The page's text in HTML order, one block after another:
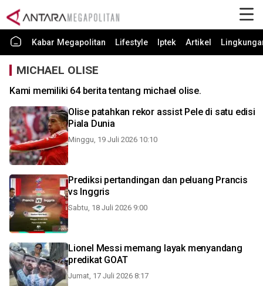
Kabar Megapolitan Lifestyle Iptek Artikel
MICHAEL OLISE
Kami memiliki 64 berita tentang michael olise.
Olise patahkan rekor assist Pele di satu edisi
Piala Dunia
Minggu, 19 Juli 2026 10:10
Prediksi pertandingan dan peluang Prancis
vs Inggris
Sabtu, 18 Juli 2026 9:00
Lionel Messi memang layak menyandang
predikat GOAT
Jumat, 17 Juli 2026 8:17